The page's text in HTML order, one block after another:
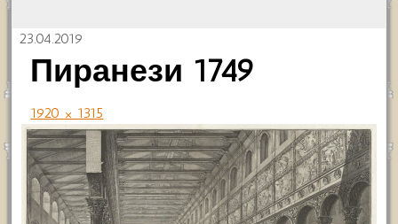
23.04.2019
Пиранези 1749
1920 × 1315